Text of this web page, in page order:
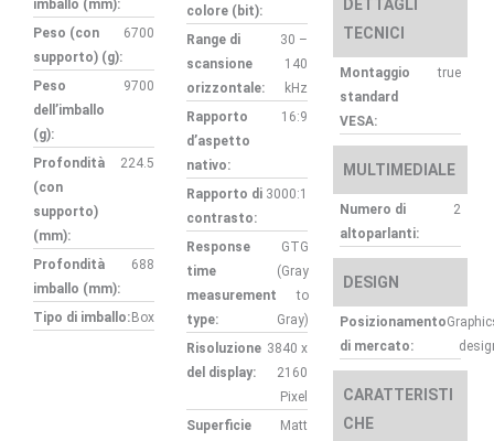
imballo (mm):
Peso (con
supporto) (g):
6700
Peso
dell’imballo
(g):
9700
Profondità
(con
supporto)
(mm):
224.5
Profondità
imballo (mm):
688
Tipo di imballo: Box
colore (bit):
Range di
scansione
orizzontale:
30 –
140
kHz
Rapporto
d’aspetto
nativo:
16:9
Rapporto di
contrasto:
3000:1
Response
time
measurement
type:
GTG
(Gray
to
Gray)
Risoluzione
del display:
3840 x
2160
Pixel
Superficie
Matt
DETTAGLI
TECNICI
Montaggio
standard
VESA:
true
MULTIMEDIALE
Numero di
altoparlanti:
2
DESIGN
Posizionamento
di mercato:
CARATTERISTI
CHE